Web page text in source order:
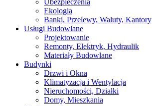
Ubezpieczenia
Ekologia
Banki, Przelewy, Waluty, Kantory
Usługi Budowlane
Projektowanie
Remonty, Elektryk, Hydraulik
Materiały Budowlane
Budynki
Drzwi i Okna
Klimatyzacja i Wentylacja
Nieruchomości, Działki
Domy, Mieszkania